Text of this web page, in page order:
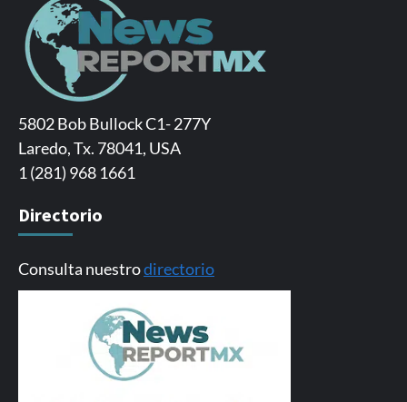
5802 Bob Bullock C1- 277Y
Laredo, Tx. 78041, USA
1 (281) 968 1661
Directorio
Consulta nuestrodirectorio